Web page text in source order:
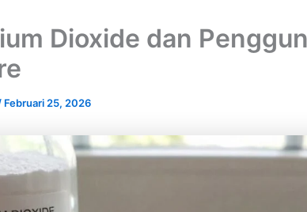
Dioxide dan
Februari 25, 2026